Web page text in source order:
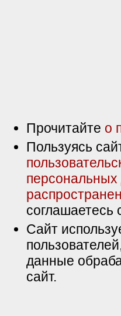
Прочитайте о
Пользуясь
соглашаетесь
Сайт
данные
сайт.